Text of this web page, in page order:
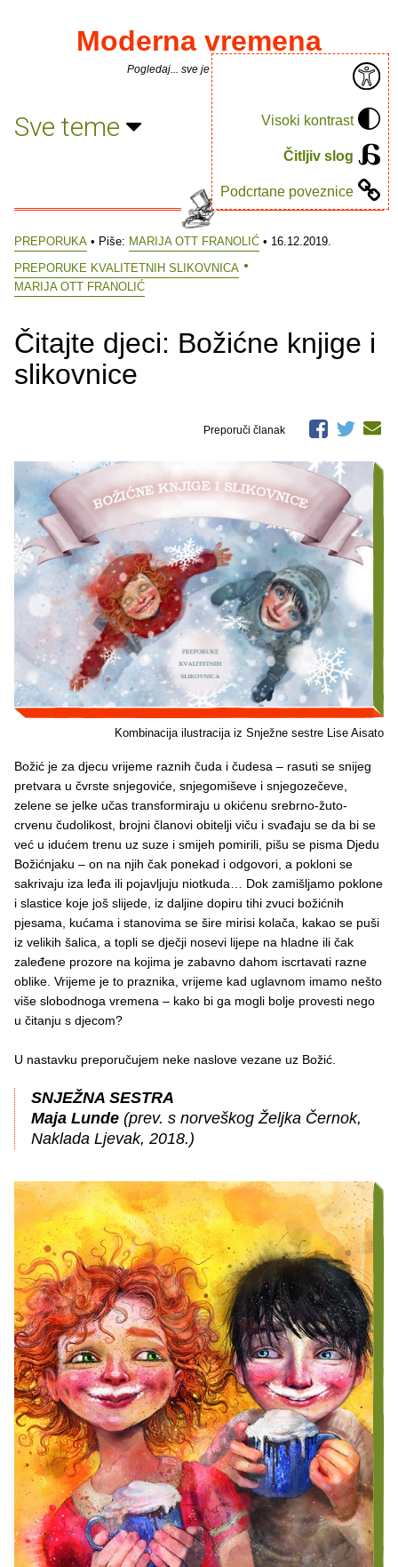
Visoki kontrast
Čitljiv slog
Podcrtane poveznice
Moderna vremena
Pogledaj... sve je puno knjiga.
Sve teme
PREPORUKA • Piše: MARIJA OTT FRANOLIĆ • 16.12.2019.
PREPORUKE KVALITETNIH SLIKOVNICA
MARIJA OTT FRANOLIĆ
Čitajte djeci: Božićne knjige i
slikovnice
Preporuči članak
Kombinacija ilustracija iz Snježne sestre Lise Aisato
Božić je za djecu vrijeme raznih čuda i čudesa – rasuti se snijeg
pretvara u čvrste snjegoviće, snjegomiševe i snjegozečeve,
zelene se jelke učas transformiraju u okićenu srebrno-žuto-
crvenu čudolikost, brojni članovi obitelji viču i svađaju se da bi se
već u idućem trenu uz suze i smijeh pomirili, pišu se pisma Djedu
Božićnjaku – on na njih čak ponekad i odgovori, a pokloni se
sakrivaju iza leđa ili pojavljuju niotkuda… Dok zamišljamo poklone
i slastice koje još slijede, iz daljine dopiru tihi zvuci božićnih
pjesama, kućama i stanovima se šire mirisi kolača, kakao se puši
iz velikih šalica, a topli se dječji nosevi lijepe na hladne ili čak
zaleđene prozore na kojima je zabavno dahom iscrtavati razne
oblike. Vrijeme je to praznika, vrijeme kad uglavnom imamo nešto
više slobodnoga vremena – kako bi ga mogli bolje provesti nego
u čitanju s djecom?
U nastavku preporučujem neke naslove vezane uz Božić.
SNJEŽNA SESTRA
Maja Lunde (prev. s norveškog Željka Černok,
Naklada Ljevak, 2018.)